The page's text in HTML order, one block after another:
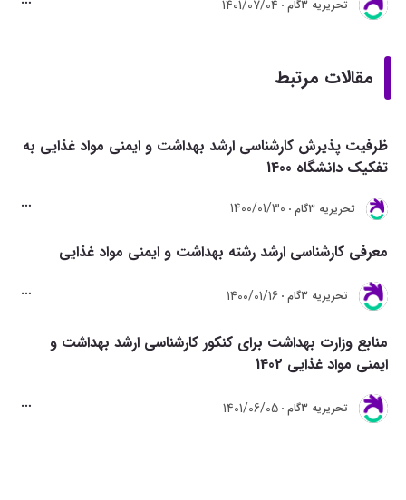
تحريريه 3گام 1401/07/04
مقالات مرتبط
ظرفیت پذیرش کارشناسی ارشد بهداشت و ایمنی مواد غذایی به
تفکیک دانشگاه 1400
تحريريه 3گام 1400/01/30
معرفی کارشناسی ارشد رشته بهداشت و ایمنی مواد غذایی
تحريريه 3گام 1400/01/16
منابع وزارت بهداشت برای کنکور کارشناسی ارشد بهداشت و
ایمنی مواد غذایی 1402
تحريريه 3گام 1401/06/05